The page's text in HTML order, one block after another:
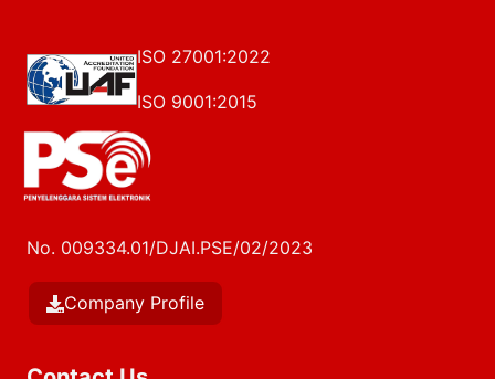
ISO 27001:2022
ISO 9001:2015
No. 009334.01/DJAI.PSE/02/2023
Company Profile